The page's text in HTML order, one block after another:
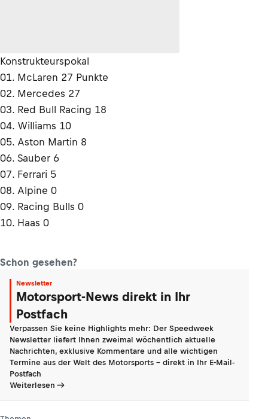
Konstrukteurspokal
01. McLaren 27 Punkte
02. Mercedes 27
03. Red Bull Racing 18
04. Williams 10
05. Aston Martin 8
06. Sauber 6
07. Ferrari 5
08. Alpine 0
09. Racing Bulls 0
10. Haas 0
Schon gesehen?
Newsletter
Motorsport-News direkt in Ihr
Postfach
Verpassen Sie keine Highlights mehr: Der Speedweek
Newsletter liefert Ihnen zweimal wöchentlich aktuelle
Nachrichten, exklusive Kommentare und alle wichtigen
Termine aus der Welt des Motorsports - direkt in Ihr E-Mail-
Postfach
Weiterlesen